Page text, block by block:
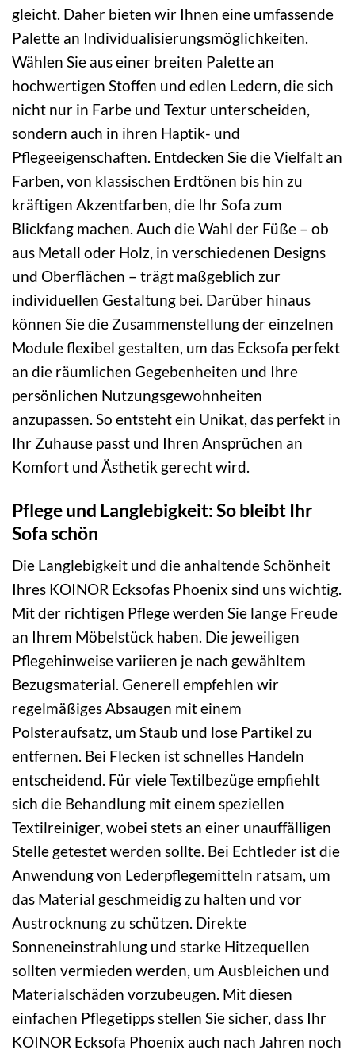
gleicht. Daher bieten wir Ihnen eine umfassende
Palette an Individualisierungsmöglichkeiten.
Wählen Sie aus einer breiten Palette an
hochwertigen Stoffen und edlen Ledern, die sich
nicht nur in Farbe und Textur unterscheiden,
sondern auch in ihren Haptik- und
Pflegeeigenschaften. Entdecken Sie die Vielfalt an
Farben, von klassischen Erdtönen bis hin zu
kräftigen Akzentfarben, die Ihr Sofa zum
Blickfang machen. Auch die Wahl der Füße – ob
aus Metall oder Holz, in verschiedenen Designs
und Oberflächen – trägt maßgeblich zur
individuellen Gestaltung bei. Darüber hinaus
können Sie die Zusammenstellung der einzelnen
Module flexibel gestalten, um das Ecksofa perfekt
an die räumlichen Gegebenheiten und Ihre
persönlichen Nutzungsgewohnheiten
anzupassen. So entsteht ein Unikat, das perfekt in
Ihr Zuhause passt und Ihren Ansprüchen an
Komfort und Ästhetik gerecht wird.
Pflege und Langlebigkeit: So bleibt Ihr
Sofa schön
Die Langlebigkeit und die anhaltende Schönheit
Ihres KOINOR Ecksofas Phoenix sind uns wichtig.
Mit der richtigen Pflege werden Sie lange Freude
an Ihrem Möbelstück haben. Die jeweiligen
Pflegehinweise variieren je nach gewähltem
Bezugsmaterial. Generell empfehlen wir
regelmäßiges Absaugen mit einem
Polsteraufsatz, um Staub und lose Partikel zu
entfernen. Bei Flecken ist schnelles Handeln
entscheidend. Für viele Textilbezüge empfiehlt
sich die Behandlung mit einem speziellen
Textilreiniger, wobei stets an einer unauffälligen
Stelle getestet werden sollte. Bei Echtleder ist die
Anwendung von Lederpflegemitteln ratsam, um
das Material geschmeidig zu halten und vor
Austrocknung zu schützen. Direkte
Sonneneinstrahlung und starke Hitzequellen
sollten vermieden werden, um Ausbleichen und
Materialschäden vorzubeugen. Mit diesen
einfachen Pflegetipps stellen Sie sicher, dass Ihr
KOINOR Ecksofa Phoenix auch nach Jahren noch